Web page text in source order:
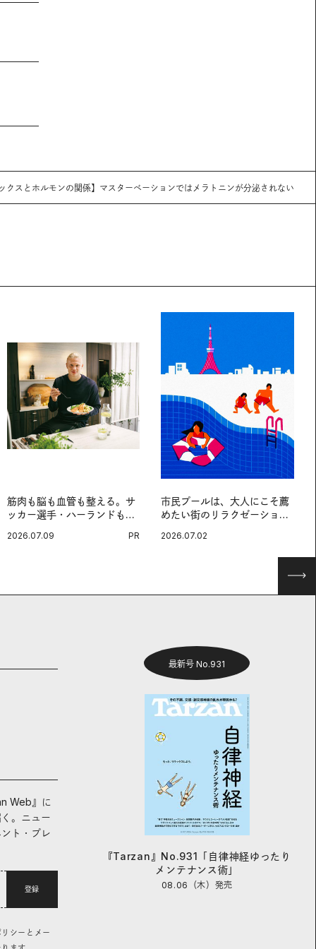
クスとホルモンの関係】マスターベーションではメラトニンが分泌されない
筋肉も脳も血管も整える。サ
ッカー選手・ハーランドも注
＆サバの“最強アスリート
2026.07.09 PR
市民プールは、大人にこそ薦
めたい街のリラクゼーション
2026.07.02
Web』に
。ニュー
ト・プレ
登録
シーとメー
最新号 No.931
『Tarzan』No.931「自律神経ゆったり
メンテナンス術」
08.06（木） 発売